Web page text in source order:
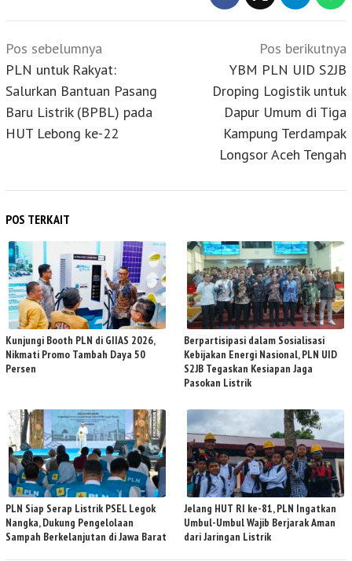
Navigasi
pos
Pos sebelumnya
PLN untuk Rakyat:
Salurkan Bantuan Pasang
Baru Listrik (BPBL) pada
HUT Lebong ke-22
Pos berikutnya
YBM PLN UID S2JB
Droping Logistik untuk
Dapur Umum di Tiga
Kampung Terdampak
Longsor Aceh Tengah
POS TERKAIT
Kunjungi Booth PLN di GIIAS 2026,
Nikmati Promo Tambah Daya 50
Persen
Berpartisipasi dalam Sosialisasi
Kebijakan Energi Nasional, PLN UID
S2JB Tegaskan Kesiapan Jaga
Pasokan Listrik
PLN Siap Serap Listrik PSEL Legok
Nangka, Dukung Pengelolaan
Sampah Berkelanjutan di Jawa Barat
Jelang HUT RI ke-81, PLN Ingatkan
Umbul-Umbul Wajib Berjarak Aman
dari Jaringan Listrik